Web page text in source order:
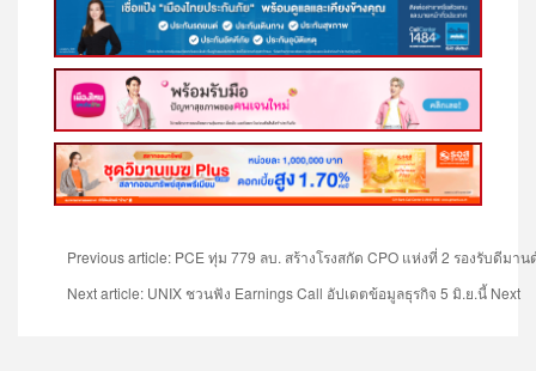
Previous article: PCE ทุ่ม 779 ลบ. สร้างโรงสกัด CPO แห่งที่ 2 รองรับดีมา
Next article: UNIX ชวนฟัง Earnings Call อัปเดตข้อมูลธุรกิจ 5 มิ.ย.นี้ Next